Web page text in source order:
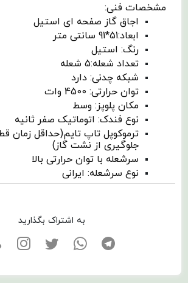
مشخصات فنی:
اجاق گاز صفحه ای استیل
ابعاد:51*91 سانتی متر
رنگ: استیل
تعداد شعله:5 شعله
شبکه چدنی: دارد
توان حرارتی: 4500 وات
مکان پلوپز: وسط
نوع فندک: اتوماتیک صفر ثانیه
ترموکوپل تاپ تایم(حداقل
جلوگیری از نشت گاز)
سرشعله با توان حرارتی بالا
نوع سرشعله: ایرانی
به اشتراک بگذارید